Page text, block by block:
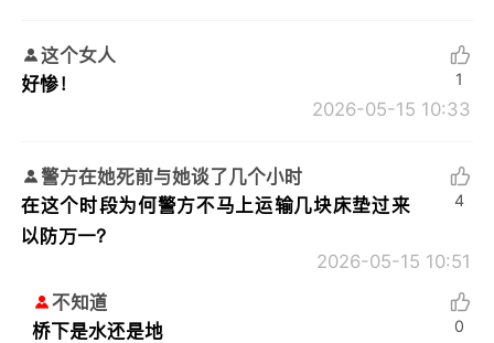
这个女人
好惨！
2026-05-15 10:33
1
警方在她死前与她谈了几个小时
在这个时段为何警方不马上运输几块床垫过来
以防万一？
2026-05-15 10:51
4
不知道
桥下是水还是地
0